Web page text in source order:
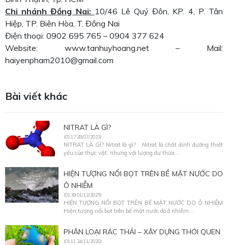
Chi nhánh Đồng Nai: 10/46 Lê Quý Đôn, KP. 4, P. Tân
Hiệp, TP. Biên Hòa, T. Đồng Nai
Điện thoại: 0902 695 765 – 0904 377 624
Website: www.tanhuyhoang.net – Mail:
haiyenpham2010@gmail.com
Bài viết khác
NITRAT LÀ GÌ?
(01:17 28/07/2023)
NITRAT LÀ GÌ? Nitrat là gì? Nitrat là chất dinh dưỡng thiết
yếu của thực vật, nhưng với lượng dư thừa...
HIỆN TƯỢNG NỔI BỌT TRÊN BỀ MẶT NƯỚC DO
Ô NHIỄM
(01:39 01/12/2025)
HIỆN TƯỢNG NỔI BỌT TRÊN BỀ MẶT NƯỚC DO Ô NHIỄM
Hiện tượng nổi bọt trên bề mặt nước do ô nhiễm...
PHÂN LOẠI RÁC THẢI – XÂY DỰNG THÓI QUEN
(01:11 24/11/2020)